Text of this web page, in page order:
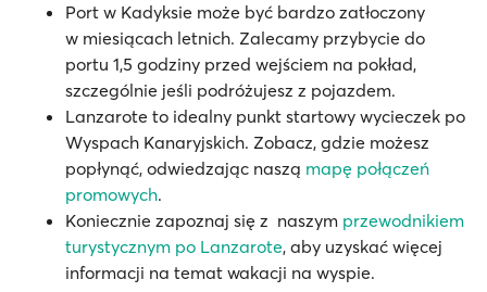
Port w Kadyksie może być bardzo zatłoczony
w miesiącach letnich. Zalecamy przybycie do
portu 1,5 godziny przed wejściem na pokład,
szczególnie jeśli podróżujesz z pojazdem.
Lanzarote to idealny punkt startowy wycieczek po
Wyspach Kanaryjskich. Zobacz, gdzie możesz
popłynąć, odwiedzając naszą mapę połączeń
promowych.
Koniecznie zapoznaj się z naszym przewodnikiem
turystycznym po Lanzarote, aby uzyskać więcej
informacji na temat wakacji na wyspie.